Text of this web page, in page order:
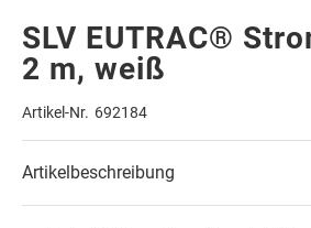
SLV EUTRAC®
2 m, weiß
Artikel-Nr. 692184
Artikelbeschreibung